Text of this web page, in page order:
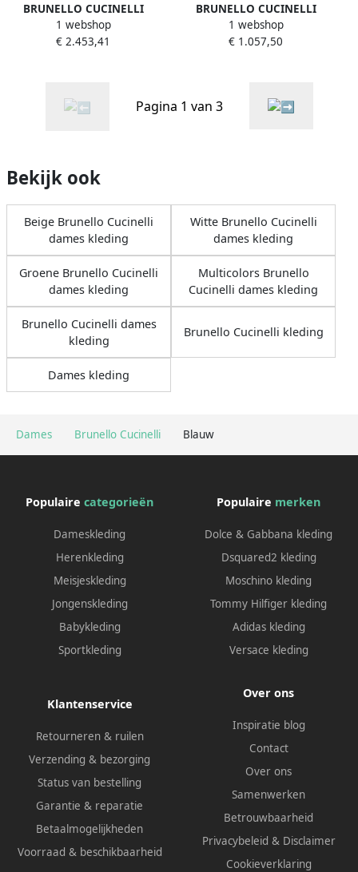
Dames Brunello Cucinelli Blauw
BRUNELLO CUCINELLI
Denim chemisier jurk met
knopen en riem Blue Dames
1 webshop
€ 2.453,41
BRUNELLO CUCINELLI
Klassieke Denimstijl
Elastische Taillebroek Blue
1 webshop
€ 1.057,50
Pagina 1 van 3
Bekijk ook
Beige Brunello Cucinelli
dames kleding
Witte Brunello Cucinelli
dames kleding
Groene Brunello Cucinelli
dames kleding
Multicolors Brunello
Cucinelli dames kleding
Brunello Cucinelli dames
kleding
Brunello Cucinelli kleding
Dames kleding
Populaire categorieën
Dameskleding
Herenkleding
Meisjeskleding
Jongenskleding
Babykleding
Sportkleding
Populaire merken
Dolce & Gabbana kleding
Dsquared2 kleding
Moschino kleding
Tommy Hilfiger kleding
Adidas kleding
Versace kleding
Klantenservice
Retourneren & ruilen
Verzending & bezorging
Status van bestelling
Garantie & reparatie
Betaalmogelijkheden
Voorraad & beschikbaarheid
Over ons
Inspiratie blog
Contact
Over ons
Samenwerken
Betrouwbaarheid
Privacybeleid & Disclaimer
Cookieverklaring